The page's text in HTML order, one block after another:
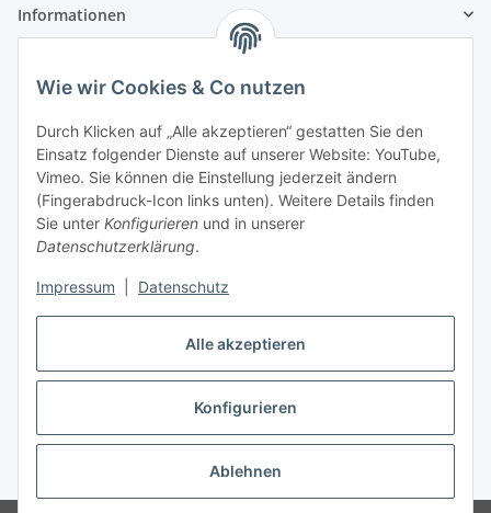
Alle akzeptieren
Konfigurieren
Ablehnen
Wie wir Cookies & Co nutzen
Durch Klicken auf „Alle akzeptieren“ gestatten Sie den
Einsatz folgender Dienste auf unserer Website: YouTube,
Vimeo. Sie können die Einstellung jederzeit ändern
(Fingerabdruck-Icon links unten). Weitere Details finden
Sie unter Konfigurieren und in unserer
Datenschutzerklärung.
Impressum Datenschutz
Informationen
Zahlungsinformationen
Versandinformationen
Vertrag widerrufen
* Alle Preise inkl. gesetzlicher USt., zzgl.Versand